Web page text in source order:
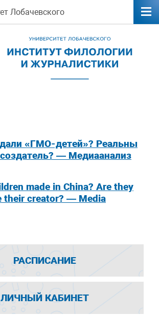
Лобачевского
«ГМО-детей»? Реальны
— Медиаанализ
made in China? Are they
their creator? — Media
РАСПИСАНИЕ
ЛИЧНЫЙ КАБИНЕТ